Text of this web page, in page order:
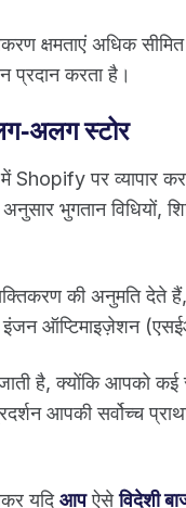
क्षमताएं अधिक
प्रदान करता है।
अलग स्टोर
Shopify पर व्यापार
भुगतान विधियों,
की अनुमति देते हैं,
इंजन ऑप्टिमाइज़ेशन
है, क्योंकि आपको कई
आपकी सर्वोच्च
यदिआपऐसेविदेशी